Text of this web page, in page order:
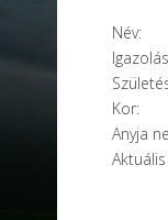
Név:
Kor:
Anyja